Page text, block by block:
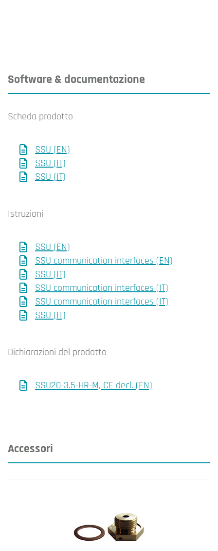
Software & documentazione
Scheda prodotto
SSU (EN)
SSU (IT)
SSU (IT)
Istruzioni
SSU (EN)
SSU communication interfaces (EN)
SSU (IT)
SSU communication interfaces (IT)
SSU communication interfaces (IT)
SSU (IT)
Dichiarazioni del prodotto
SSU20-3.5-HR-M, CE decl. (EN)
Accessori